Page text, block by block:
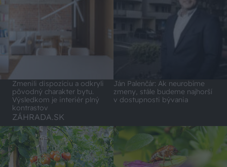
Zmenili dispozíciu a odkryli
pôvodný charakter bytu.
Výsledkom je interiér plný
kontrastov
Ján Palenčár: Ak neurobíme
zmeny, stále budeme najhorší
v dostupnosti bývania
ZÁHRADA.SK